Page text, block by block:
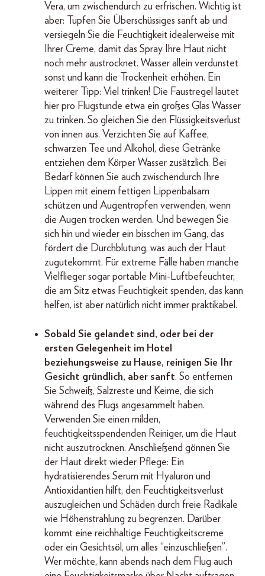
Vera, um zwischendurch zu erfrischen. Wichtig ist
aber: Tupfen Sie Überschüssiges sanft ab und
versiegeln Sie die Feuchtigkeit idealerweise mit
Ihrer Creme, damit das Spray Ihre Haut nicht
noch mehr austrocknet. Wasser allein verdunstet
sonst und kann die Trockenheit erhöhen. Ein
weiterer Tipp: Viel trinken! Die Faustregel lautet
hier pro Flugstunde etwa ein großes Glas Wasser
zu trinken. So gleichen Sie den Flüssigkeitsverlust
von innen aus. Verzichten Sie auf Kaffee,
schwarzen Tee und Alkohol, diese Getränke
entziehen dem Körper Wasser zusätzlich. Bei
Bedarf können Sie auch zwischendurch Ihre
Lippen mit einem fettigen Lippenbalsam
schützen und Augentropfen verwenden, wenn
die Augen trocken werden. Und bewegen Sie
sich hin und wieder ein bisschen im Gang, das
fördert die Durchblutung, was auch der Haut
zugutekommt. Für extreme Fälle haben manche
Vielflieger sogar portable Mini-Luftbefeuchter,
die am Sitz etwas Feuchtigkeit spenden, das kann
helfen, ist aber natürlich nicht immer praktikabel.
Sobald Sie gelandet sind, oder bei der
ersten Gelegenheit im Hotel
beziehungsweise zu Hause, reinigen Sie Ihr
Gesicht gründlich, aber sanft. So entfernen
Sie Schweiß, Salzreste und Keime, die sich
während des Flugs angesammelt haben.
Verwenden Sie einen milden,
feuchtigkeitsspendenden Reiniger, um die Haut
nicht auszutrocknen. Anschließend gönnen Sie
der Haut direkt wieder Pflege: Ein
hydratisierendes Serum mit Hyaluron und
Antioxidantien hilft, den Feuchtigkeitsverlust
auszugleichen und Schäden durch freie Radikale
wie Höhenstrahlung zu begrenzen. Darüber
kommt eine reichhaltige Feuchtigkeitscreme
oder ein Gesichtsöl, um alles “einzuschließen”.
Wer möchte, kann abends nach dem Flug auch